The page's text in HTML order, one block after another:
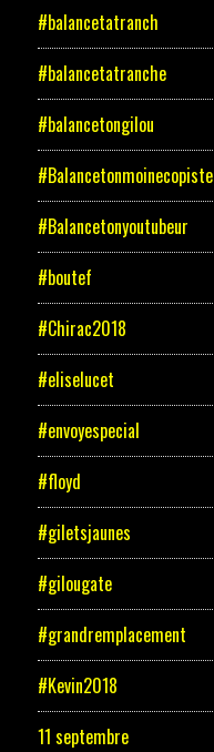
#balancetatranch
#balancetatranche
#balancetongilou
#Balancetonmoinecopiste
#Balancetonyoutubeur
#boutef
#Chirac2018
#eliselucet
#envoyespecial
#floyd
#giletsjaunes
#gilougate
#grandremplacement
#Kevin2018
11 septembre